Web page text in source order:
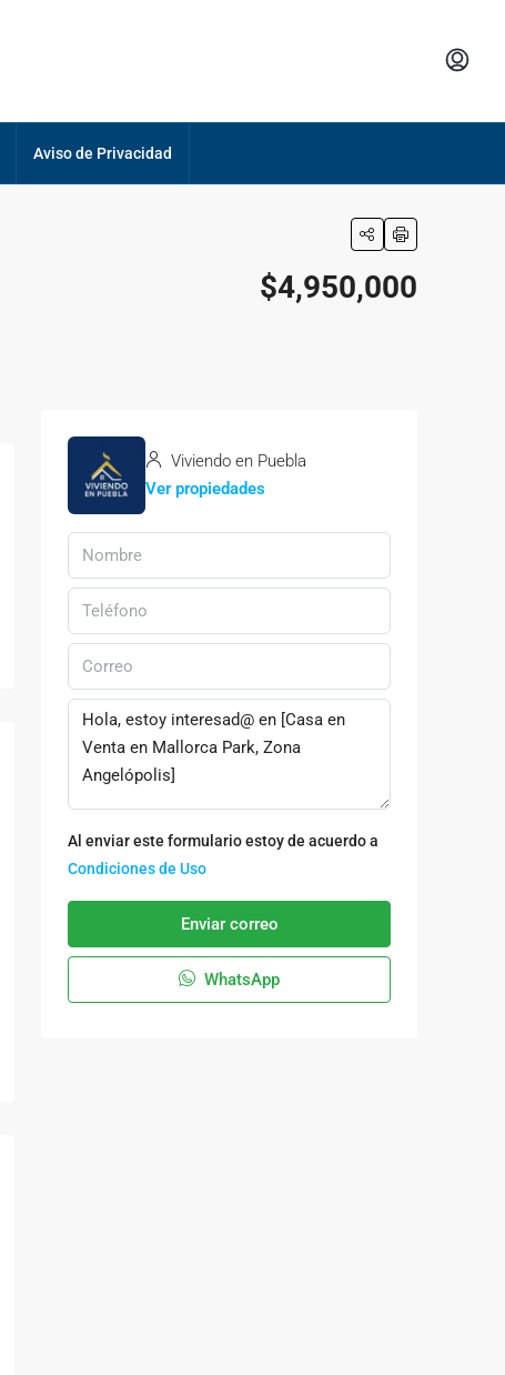
Aviso de Privacidad
$4,950,000
Viviendo en Puebla
Ver propiedades
Al enviar este formulario estoy de acuerdo a
Condiciones de Uso
Enviar correo
WhatsApp